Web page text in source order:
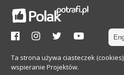
Ta strona używa ciasteczek
wspieranie Projektów.